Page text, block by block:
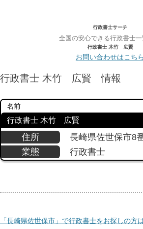
行政書士サーチ
全国の安心できる行政書士
行政書士 木竹 広賢
お問い合わせはこちら
行政書士 木竹 広賢 情報
名前
行政書士 木竹 広賢
住所
長崎県佐世保市8
業態
行政書士
「長崎県佐世保市」で行政書士をお探しの方